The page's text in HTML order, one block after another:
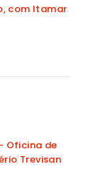
com Itamar
Oficina de
Trevisan